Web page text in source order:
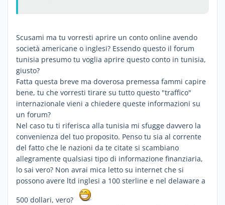
Scusami ma tu vorresti aprire un conto online avendo
società americane o inglesi? Essendo questo il forum
tunisia presumo tu voglia aprire questo conto in tunisia,
giusto?
Fatta questa breve ma doverosa premessa fammi capire
bene, tu che vorresti tirare su tutto questo "traffico"
internazionale vieni a chiedere queste informazioni su
un forum?
Nel caso tu ti riferisca alla tunisia mi sfugge davvero la
convenienza del tuo proposito. Penso tu sia al corrente
del fatto che le nazioni da te citate si scambiano
allegramente qualsiasi tipo di informazione finanziaria,
lo sai vero? Non avrai mica letto su internet che si
possono avere ltd inglesi a 100 sterline e nel delaware a
500 dollari, vero?